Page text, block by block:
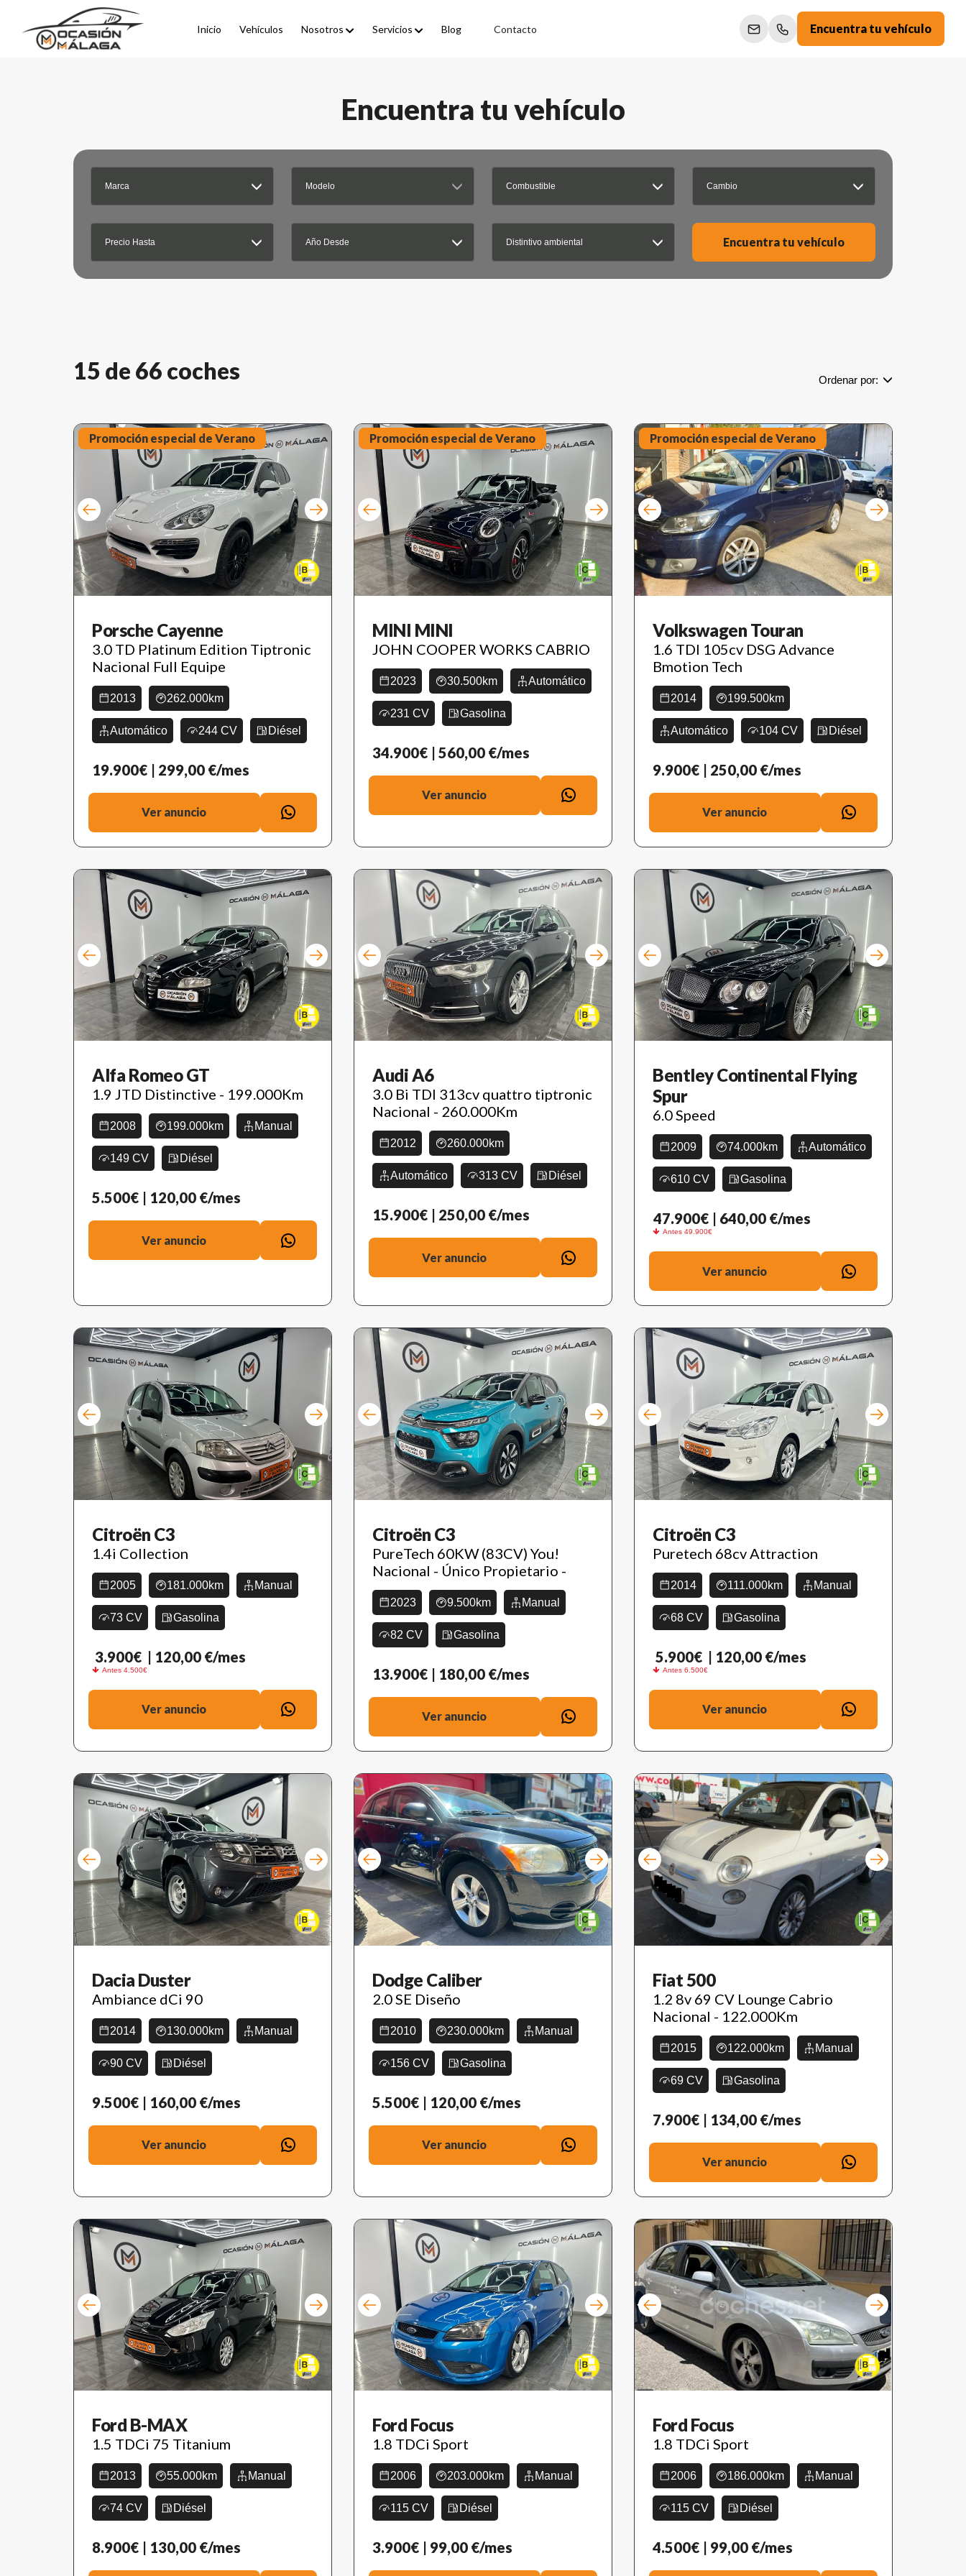
Inicio Vehículos Nosotros Servicios Blog Contacto Encuentra tu vehículo
Encuentra tu vehículo
Marca Modelo Combustible Cambio
Precio Hasta Año Desde Distintivo ambiental Encuentra tu vehículo
15 de 66 coches Ordenar por:
Promoción especial de Verano
Porsche Cayenne
3.0 TD Platinum Edition Tiptronic
Nacional Full Equipe
2013 262.000km
Automático 244 CV Diésel
19.900€ | 299,00 €/mes
Ver anuncio
Promoción especial de Verano
Reservado
MINI MINI
JOHN COOPER WORKS CABRIO
2023 30.500km Automático
231 CV Gasolina
34.900€ | 560,00 €/mes
Ver anuncio
Promoción especial de Verano
Volkswagen Touran
1.6 TDI 105cv DSG Advance
Bmotion Tech
2014 199.500km
Automático 104 CV Diésel
9.900€ | 250,00 €/mes
Ver anuncio
Alfa Romeo GT
1.9 JTD Distinctive - 199.000Km
2008 199.000km Manual
149 CV Diésel
5.500€ | 120,00 €/mes
Ver anuncio
Audi A6
3.0 Bi TDI 313cv quattro tiptronic
Nacional - 260.000Km
2012 260.000km
Automático 313 CV Diésel
15.900€ | 250,00 €/mes
Ver anuncio
Bentley Continental Flying
Spur
6.0 Speed
2009 74.000km Automático
610 CV Gasolina
47.900€
Antes 49.900€
| 640,00 €/mes
Ver anuncio
Citroën C3
1.4i Collection
2005 181.000km Manual
73 CV Gasolina
3.900€
Antes 4.500€
| 120,00 €/mes
Ver anuncio
Citroën C3
PureTech 60KW (83CV) You!
Nacional - Único Propietario -
2023 9.500km Manual
82 CV Gasolina
13.900€ | 180,00 €/mes
Ver anuncio
Citroën C3
Puretech 68cv Attraction
2014 111.000km Manual
68 CV Gasolina
5.900€
Antes 6.500€
| 120,00 €/mes
Ver anuncio
Dacia Duster
Ambiance dCi 90
2014 130.000km Manual
90 CV Diésel
9.500€ | 160,00 €/mes
Ver anuncio
Dodge Caliber
2.0 SE Diseño
2010 230.000km Manual
156 CV Gasolina
5.500€ | 120,00 €/mes
Ver anuncio
Fiat 500
1.2 8v 69 CV Lounge Cabrio
Nacional - 122.000Km
2015 122.000km Manual
69 CV Gasolina
7.900€ | 134,00 €/mes
Ver anuncio
Ford B-MAX
1.5 TDCi 75 Titanium
2013 55.000km Manual
74 CV Diésel
8.900€ | 130,00 €/mes
Ford Focus
1.8 TDCi Sport
2006 203.000km Manual
115 CV Diésel
3.900€ | 99,00 €/mes
Ford Focus
1.8 TDCi Sport
2006 186.000km Manual
115 CV Diésel
4.500€ | 99,00 €/mes